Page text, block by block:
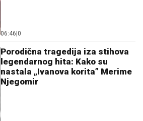
06:46 0
Porodična tragedija iza stihova
legendarnog hita: Kako su
nastala „Ivanova korita” Merime
Njegomir